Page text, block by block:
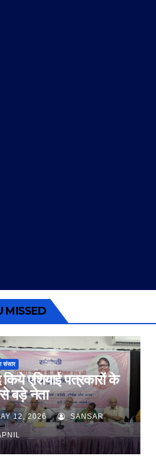
MISSED
संसार
किये एशियाई पत्रकारों के
बड़े नेता
12, 2026 SANSAR